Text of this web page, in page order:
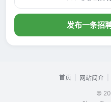
发布一条招
首页 网站简介
©